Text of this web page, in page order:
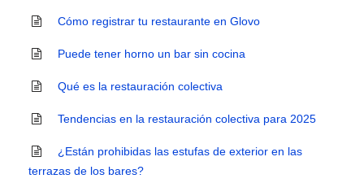
Cómo registrar tu restaurante en Glovo
Puede tener horno un bar sin cocina
Qué es la restauración colectiva
Tendencias en la restauración colectiva para 2025
¿Están prohibidas las estufas de exterior en las
terrazas de los bares?